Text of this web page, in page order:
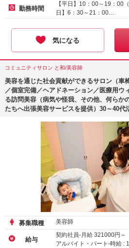
勤務時間
【平日】10：00～19：00（
日】6：30～21：00…
気になる
コミュニティサロン と和/美容師
美容を通じた社会貢献ができるサロン（車
／個室完備／ヘアドネーション／医療用ウ
る訪問美容（病気や怪我、その他、何らか
たちへ出張美容サービスを提供）30～40代
募集職種 美容師
給与
契約社員-月給 321000円～
アルバイト・パート-時給 :